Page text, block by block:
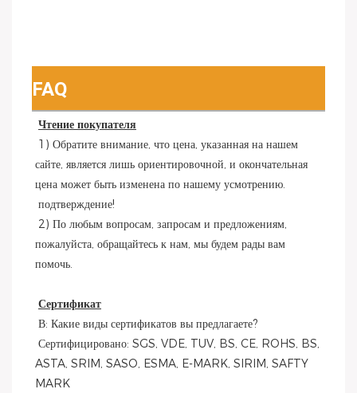
FAQ
Чтение покупателя
сайте, является лишь ориентировочной, и окончательная
цена может быть изменена по нашему усмотрению.
подтверждение!
пожалуйста, обращайтесь к нам, мы будем рады вам
помочь.
Сертификат
В: Какие виды сертификатов вы предлагаете?
ASTA, SRIM, SASO, ESMA, E-MARK, SIRIM, SAFTY
MARK